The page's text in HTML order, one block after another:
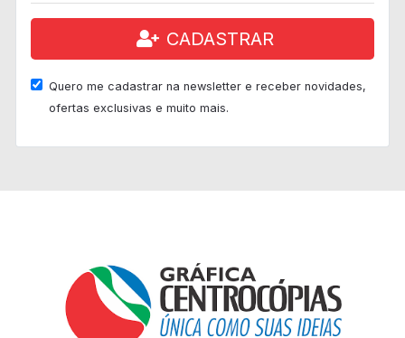
CADASTRAR
Quero me cadastrar na newsletter e receber novidades,
ofertas exclusivas e muito mais.